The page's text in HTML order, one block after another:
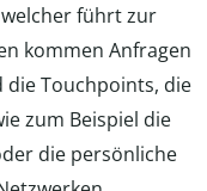
führt zur
kommen Anfragen
Touchpoints, die
zum Beispiel die
die persönliche